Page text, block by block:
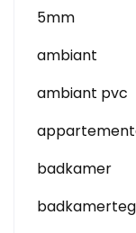
5mm
ambiant
ambiant pvc
badkamer